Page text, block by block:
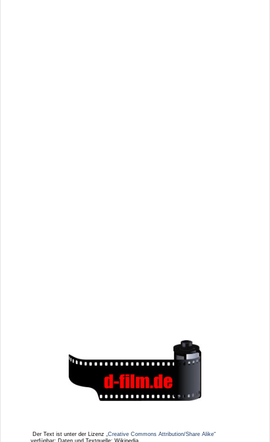
Der Text ist unter der Lizenz
„Creative Commons Attribution/Share Alike“
verfügbar; Daten und Textquelle: Wikipedia